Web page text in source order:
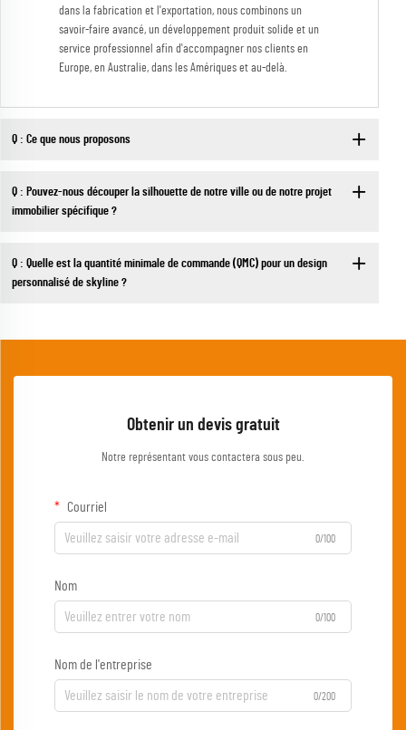
dans la fabrication et l'exportation, nous combinons un
savoir-faire avancé, un développement produit solide et un
service professionnel afin d'accompagner nos clients en
Europe, en Australie, dans les Amériques et au-delà.
Q : Ce que nous proposons
Q : Pouvez-nous découper la silhouette de notre ville ou de notre projet
immobilier spécifique ?
Q : Quelle est la quantité minimale de commande (QMC) pour un design
personnalisé de skyline ?
Obtenir un devis gratuit
Notre représentant vous contactera sous peu.
Courriel
0/100
Nom
0/100
Nom de l'entreprise
0/200